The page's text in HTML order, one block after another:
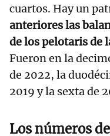
cuartos. Hay un
anteriores las
de los pelotaris de
Fueron en la
de 2022, la
2019 y la sexta de
Los números